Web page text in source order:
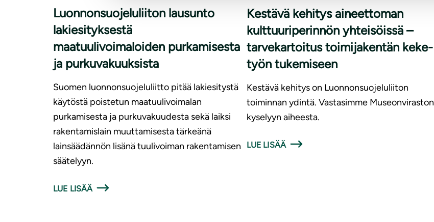
Luonnonsuojeluliiton lausunto
lakiesityksestä
maatuulivoimaloiden purkamisesta
ja purkuvakuuksista
Suomen luonnonsuojeluliitto pitää lakiesitystä
käytöstä poistetun maatuulivoimalan
purkamisesta ja purkuvakuudesta sekä laiksi
rakentamislain muuttamisesta tärkeänä
lainsäädännön lisänä tuulivoiman rakentamisen
säätelyyn.
LUE LISÄÄ
Kestävä kehitys aineettoman
kulttuuriperinnön yhteisöissä –
tarvekartoitus toimijakentän keke-
työn tukemiseen
Kestävä kehitys on Luonnonsuojeluliiton
toiminnan ydintä. Vastasimme Museonviraston
kyselyyn aiheesta.
LUE LISÄÄ